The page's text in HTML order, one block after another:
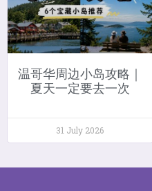
温哥华周边小岛攻略｜
夏天一定要去一次
31 July 2026